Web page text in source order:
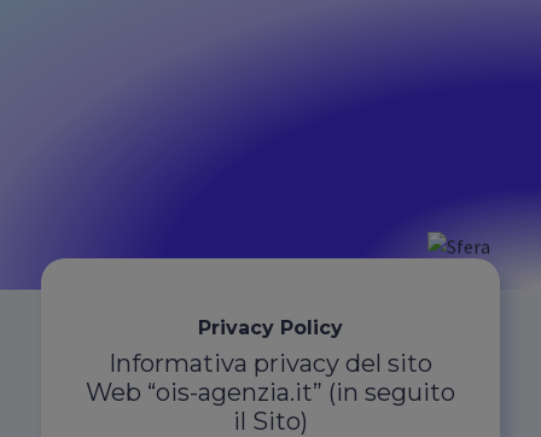
Privacy Policy
Informativa privacy del sito
Web “ois-agenzia.it” (in seguito
il Sito)